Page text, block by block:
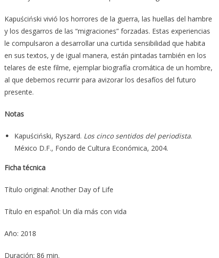
Kapuściński vivió los horrores de la guerra, las huellas del hambre
y los desgarros de las “migraciones” forzadas. Estas experiencias
le compulsaron a desarrollar una curtida sensibilidad que habita
en sus textos, y de igual manera, están pintadas también en los
telares de este filme, ejemplar biografía cromática de un hombre,
al que debemos recurrir para avizorar los desafíos del futuro
presente.
Notas
Kapuściński, Ryszard. Los cinco sentidos del periodista.
México D.F., Fondo de Cultura Económica, 2004.
Ficha técnica
Título original: Another Day of Life
Título en español: Un día más con vida
Año: 2018
Duración: 86 min.